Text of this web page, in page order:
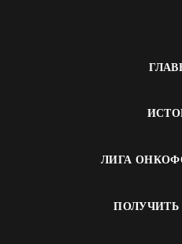
ЛИГА